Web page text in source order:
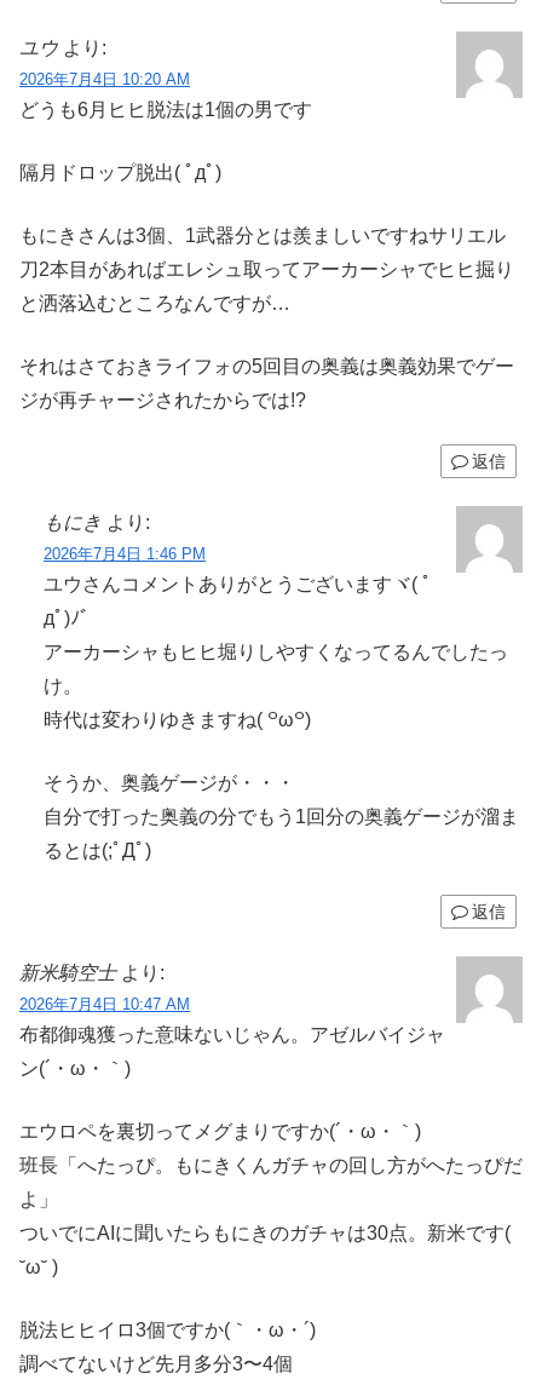
ユウ より:
2026年7月4日 10:20 AM
どうも6月ヒヒ脱法は1個の男です
隔月ドロップ脱出( ﾟдﾟ)
もにきさんは3個、1武器分とは羨ましいですねサリエル
刀2本目があればエレシュ取ってアーカーシャでヒヒ掘り
と洒落込むところなんですが…
それはさておきライフォの5回目の奥義は奥義効果でゲー
ジが再チャージされたからでは!?
返信
もにき より:
2026年7月4日 1:46 PM
ユウさんコメントありがとうございますヾ( ﾟ
дﾟ)ﾉ゛
アーカーシャもヒヒ堀りしやすくなってるんでしたっ
け。
時代は変わりゆきますね( ꒪ω꒪)
そうか、奥義ゲージが・・・
自分で打った奥義の分でもう1回分の奥義ゲージが溜ま
るとは(;ﾟДﾟ)
返信
新米騎空士 より:
2026年7月4日 10:47 AM
布都御魂獲った意味ないじゃん。アゼルバイジャ
ン(´・ω・｀)
エウロペを裏切ってメグまりですか(´・ω・｀)
班長「へたっぴ。もにきくんガチャの回し方がへたっぴだ
よ」
ついでにAIに聞いたらもにきのガチャは30点。新米です(
˘ω˘ )
脱法ヒヒイロ3個ですか(｀・ω・´)
調べてないけど先月多分3〜4個